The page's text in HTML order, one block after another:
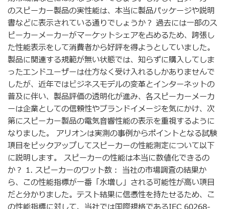
のスピーカー製品の実性能は、本当に製品パッケージや説明
書などに表示されている通りでしょうか？ 過去には一部のス
ピーカーメーカーがマーケットシェアを占めるため、誇張し
た性能表示をして消費者から好評を得ようとしていました。
製品に関連する規範が無い状態では、知らずに購入してしま
ったエンドユーザーは仕方なく受け入れるしかありませんで
したが、近年ではビジネスモデルの変革とインターネットの
普及に伴い、製品評価の透明化が進み、各スピーカーメーカ
ーは企業としての信頼性やブランドイメージを気にかけ、次
第にスピーカー製品の電気音響性能の表示を重視するように
なりました。 アリオンは実測の事例からポイントとなる試験
項目をピックアップしてスピーカーの性能測定について以下
に説明します。 スピーカーの性能は本当に数値化できるの
か？ 1. スピーカーのワット数： 当社の市場調査の結果か
ら、この性能指標が一番「水増し」される可能性が高い項目
だと分かりました。テスト結果に信憑性を持たせるため、こ